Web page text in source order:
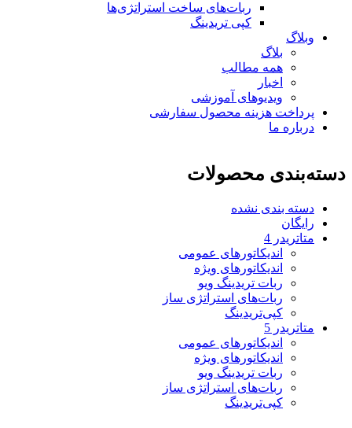
ربات‌های ساخت استراتژی‌ها
کپی تریدینگ
وبلاگ
بلاگ
همه مطالب
اخبار
ویدیوهای آموزشی
پرداخت هزینه محصول سفارشی
درباره ما
دسته‌بندی محصولات
دسته بندی نشده
رایگان
متاتريدر 4
اندیکاتورهای عمومی
اندیکاتورهای ویژه
ربات تریدینگ ویو
ربات‌های استراتژی ساز
کپی‌تریدینگ
متاتريدر 5
اندیکاتورهای عمومی
اندیکاتورهای ویژه
ربات تریدینگ ویو
ربات‌های استراتژی ساز
کپی‌تریدینگ